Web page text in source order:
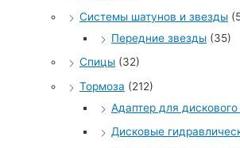
Системы шатунов и звезды
Передние звезды (35)
Спицы (32)
Тормоза (212)
Адаптер для
Дисковые